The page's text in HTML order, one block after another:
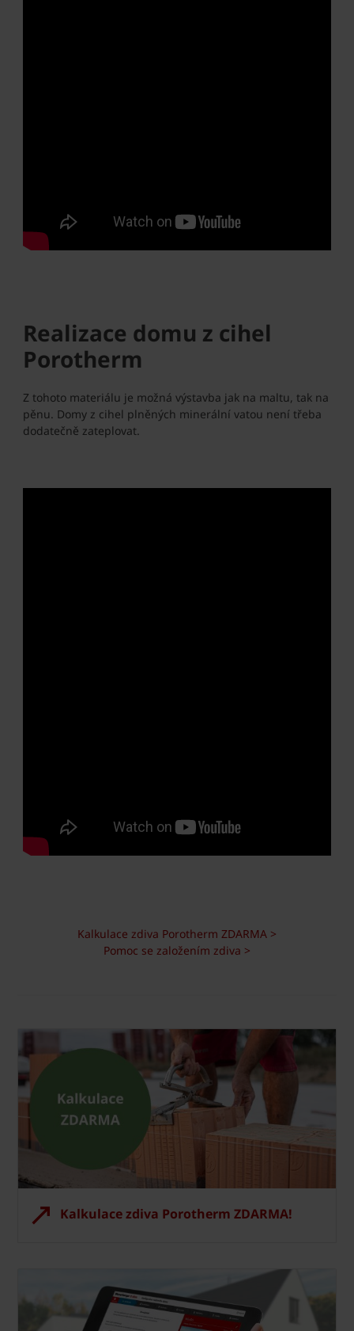
Realizace domu z cihel
Porotherm
Z tohoto materiálu je možná výstavba jak na maltu, tak na
pěnu. Domy z cihel plněných minerální vatou není třeba
dodatečně zateplovat.
Kalkulace zdiva Porotherm ZDARMA >
Pomoc se založením zdiva >
Kalkulace zdiva Porotherm ZDARMA!